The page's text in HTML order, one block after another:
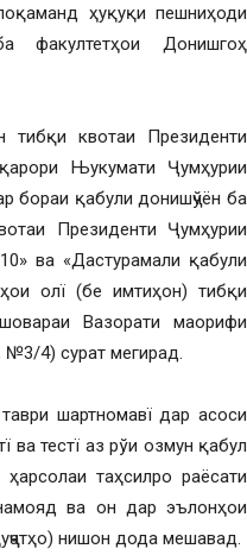
ҳуқуқи пешниҳоди
факултетҳои Донишгоҳ
тибқи квотаи Президенти
Њукумати Ҷумҳурии
бораи қабули донишҷўён ба
Президенти Ҷумҳурии
ва «Дастурамали қабули
олї (бе имтиҳон) тибқи
Вазорати маорифи
№3/4) сурат мегирад.
шартномавї дар асоси
ва тестї аз рўи озмун қабул
таҳсилро раёсати
ва он дар эълонҳои
нишон дода мешавад.